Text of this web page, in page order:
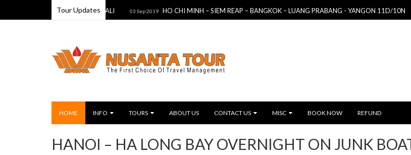
Tour Updates
TRAIN — DESA BALI 03 Sep 2019 HO CHI MINH – SIEM REAP – BANGKOK – LUANG PRABANG - YANGON 11D/10N 03 Sep
HOME INFO TOURS ABOUT US CONTACT US MISC BOOK NOW REFUND
HANOI – HA LONG BAY OVERNIGHT ON JUNK